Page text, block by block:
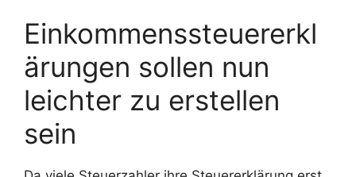
Einkommenssteuererkl
ärungen sollen nun
leichter zu erstellen
sein